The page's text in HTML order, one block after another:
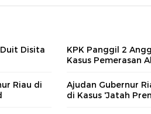
Disita
KPK Panggil 2
Kasus Pemerasan
Riau di
Ajudan Gubernur
di Kasus 'Jatah